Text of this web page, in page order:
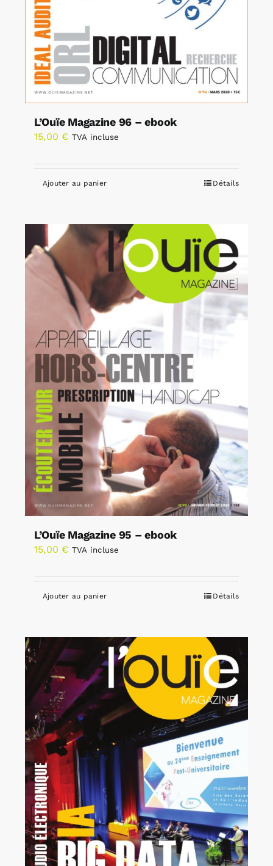
L’Ouïe Magazine 96 – ebook
15,00 € TVA incluse
Ajouter au panier Détails
L’Ouïe Magazine 95 – ebook
15,00 € TVA incluse
Ajouter au panier Détails